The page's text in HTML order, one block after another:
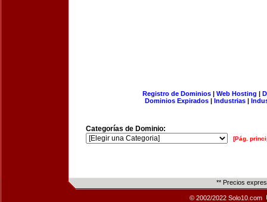
Registro de Dominios| Web Hosting |
Dominios Expirados | Industrias |
Categorías de Dominio:
[Pág.
** Precios
© 2002/2022 Solo10.com